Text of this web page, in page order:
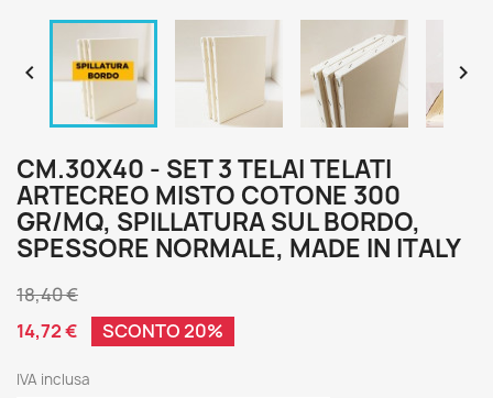
 
CM.30X40 - SET 3 TELAI TELATI
ARTECREO MISTO COTONE 300
GR/MQ, SPILLATURA SUL BORDO,
SPESSORE NORMALE, MADE IN ITALY
18,40 €
14,72 €
SCONTO 20%
IVA inclusa